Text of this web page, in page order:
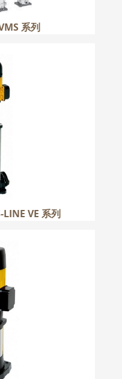
系列
LINE VE 系列
LINE VE 系列
系列